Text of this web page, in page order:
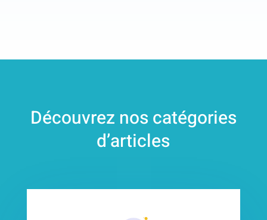
Découvrez nos catégories
d’articles